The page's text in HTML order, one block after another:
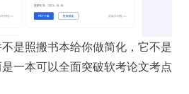
是照搬书本给你做简化，它不是
一本可以全面突破软考论文考点